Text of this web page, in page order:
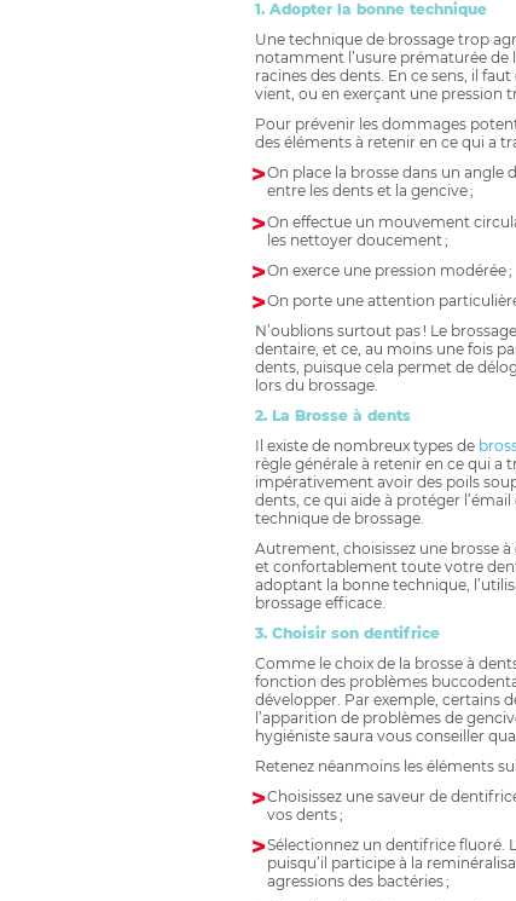
1. Adopter la bonne technique
Une technique de brossage trop
notamment l’usure prématurée de
racines des dents. En ce sens, il
vient, ou en exerçant une pression
Pour prévenir les dommages
des éléments à retenir en ce qui a
On place la brosse dans un angle
entre les dents et la gencive ;
On effectue un mouvement
les nettoyer doucement ;
On exerce une pression modérée ;
On porte une attention
N’oublions surtout pas ! Le
dentaire, et ce, au moins une fois
dents, puisque cela permet de
lors du brossage.
2. La Brosse à dents
Il existe de nombreux types de
règle générale à retenir en ce qui a
impérativement avoir des poils
dents, ce qui aide à protéger
technique de brossage.
Autrement, choisissez une brosse
et confortablement toute votre
adoptant la bonne technique,
brossage efficace.
3. Choisir son dentifrice
Comme le choix de la brosse à
fonction des problèmes
développer. Par exemple, certains
l’apparition de problèmes de
hygiéniste saura vous conseiller
Retenez néanmoins les éléments
Choisissez une saveur de
vos dents ;
Sélectionnez un dentifrice fluoré.
puisqu’il participe à la
agressions des bactéries ;